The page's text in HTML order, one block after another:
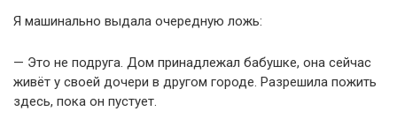
Я машинально выдала очередную ложь:
— Это не подруга. Дом принадлежал бабушке, она сейчас
живёт у своей дочери в другом городе. Разрешила пожить
здесь, пока он пустует.